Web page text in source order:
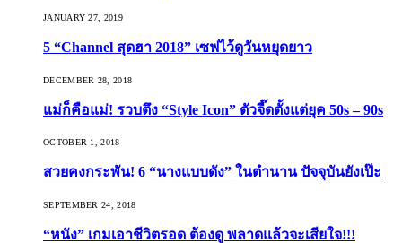
JANUARY 27, 2019
5 “Channel สุดฮา 2018” เซฟไว้ดูวันหยุดยาว
DECEMBER 28, 2018
แม่ก็คือแม่! รวบตึง “Style Icon” ตัวจี๊ดตั้งแต่ยุค 50s – 90s
OCTOBER 1, 2018
สวยคงกระพัน! 6 “นางแบบดัง” ในตำนาน ปัจจุบันยังเป๊ะ
SEPTEMBER 24, 2018
“หนัง” เกมเอาชีวิตรอด ต้องดู พลาดแล้วจะเสียใจ!!!